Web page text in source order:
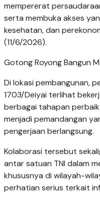
mempererat
serta membuka akses
kesehatan, dan
(11/6/2026).
Gotong Royong Bangun
Di lokasi pembangunan,
1703/Deiyai terlihat
berbagai tahapan
menjadi pemandangan
pengerjaan berlangsung.
Kolaborasi tersebut
antar satuan TNI dalam
khususnya di wilayah-
perhatian serius terkait